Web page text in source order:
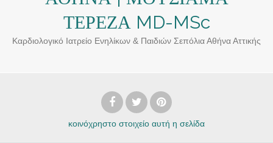
ΤΕΡΕΖΑ MD-MSc
Καρδιολογικό Ιατρείο Ενηλίκων & Παιδιών Σεπόλια Αθήνα Αττικής
κοινόχρηστο στοιχείο αυτή η σελίδα